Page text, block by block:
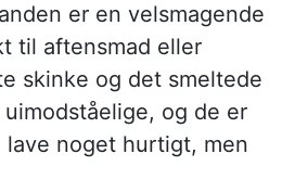
er en velsmagende
til aftensmad eller
skinke og det smeltede
og de er
lave noget hurtigt, men